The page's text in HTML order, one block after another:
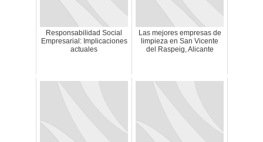
Responsabilidad Social
Empresarial: Implicaciones
actuales
Las mejores empresas de
limpieza en San Vicente
del Raspeig, Alicante